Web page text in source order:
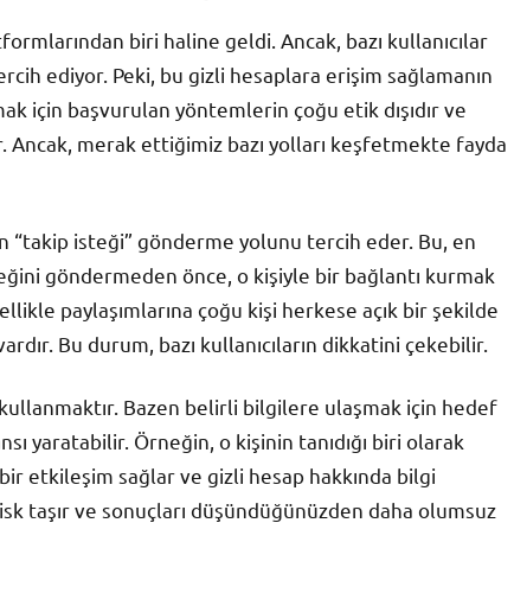
biri haline geldi. Ancak, bazı kullanıcılar
ediyor. Peki, bu gizli hesaplara erişim sağlamanın
için başvurulan yöntemlerin çoğu etik dışıdır ve
Ancak, merak ettiğimiz bazı yolları keşfetmekte fayda
“takip isteği” gönderme yolunu tercih eder. Bu, en
göndermeden önce, o kişiyle bir bağlantı kurmak
paylaşımlarına çoğu kişi herkese açık bir şekilde
Bu durum, bazı kullanıcıların dikkatini çekebilir.
Bazen belirli bilgilere ulaşmak için hedef
yaratabilir. Örneğin, o kişinin tanıdığı biri olarak
etkileşim sağlar ve gizli hesap hakkında bilgi
taşır ve sonuçları düşündüğünüzden daha olumsuz